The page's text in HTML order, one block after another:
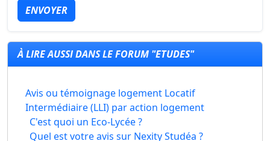
ENVOYER
À LIRE AUSSI DANS LE FORUM "ETUDES"
Avis ou témoignage logement Locatif
Intermédiaire (LLI) par action logement
C'est quoi un Eco-Lycée ?
Quel est votre avis sur Nexity Studéa ?